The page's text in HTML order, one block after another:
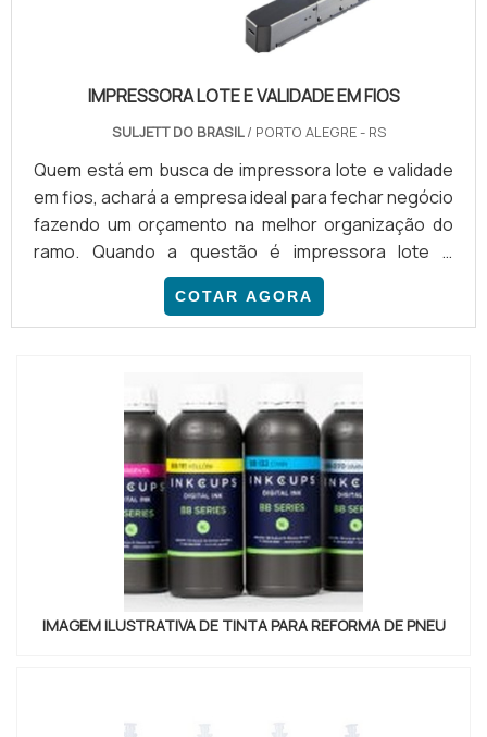
IMPRESSORA LOTE E VALIDADE EM FIOS
SULJETT DO BRASIL/ PORTO ALEGRE - RS
Quem está em busca de impressora lote e validade
em fios, achará a empresa ideal para fechar negócio
fazendo um orçamento na melhor organização do
ramo. Quando a questão é impressora lote e
validade em fios, com a equipe da Suljett do Brasil
conseguirá eficiência com assessoria técnica
especializada.DETALHES SOBRE A IMPRESSORA
em uma área de atua...
COTAR AGORA
IMAGEM ILUSTRATIVA DE TINTA PARA REFORMA DE PNEU